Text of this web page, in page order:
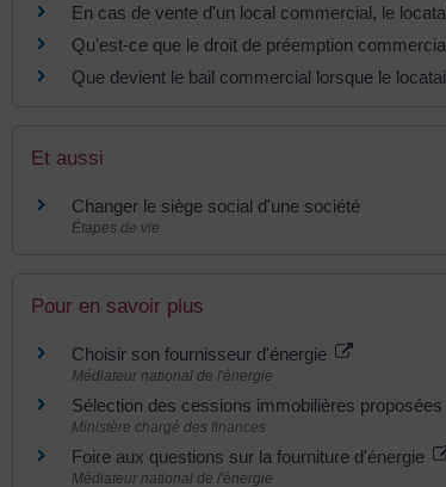
En cas de vente d'un local commercial, le
Qu'est-ce que le droit de préemption
Que devient le bail commercial lorsque le
Et aussi
Changer le siège social d'une société
Étapes de vie
Pour en savoir plus
Choisir son fournisseur d'énergie
Médiateur national de l'énergie
Sélection des cessions immobilières
Ministère chargé des finances
Foire aux questions sur la fourniture d'énergie
Médiateur national de l'énergie